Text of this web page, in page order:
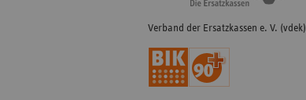
Verband der Ersatzkassen e. V. (vdek)